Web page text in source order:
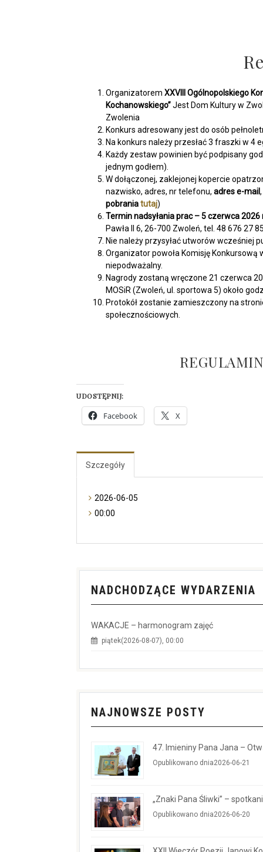
Organizatorem XXVIII Ogólnopolskiego
Kochanowskiego”Jest Dom Kultury w
Zwolenia
Konkurs adresowany jest do osób
Na konkurs należy przesłać 3 fraszki w 4
Każdy zestaw powinien być podpisany
jednym godłem).
W dołączonej, zaklejonej kopercie
nazwisko, adres, nr telefonu, adres e-mail
pobraniatutaj)
Termin nadsyłania prac – 5 czerwca
Pawła II 6, 26-700 Zwoleń, tel. 48 676 27
Nie należy przysyłać utworów wcześniej
Organizator powoła Komisję Konkursową
niepodważalny.
Nagrody zostaną wręczone 21 czerwca
MOSiR (Zwoleń, ul. sportowa 5) około
Protokół zostanie zamieszczony na
społecznościowych.
UDOSTĘPNIJ:
Facebook X
Szczegóły
2026-06-05
00:00
NADCHODZĄCE WYDARZENIA
WAKACJE – harmonogram zajęć
piątek(2026-08-07), 00:00
NAJNOWSZE POSTY
47. Imieniny Pana Jana –
Opublikowano dnia2026-06-21
„Znaki Pana Śliwki” –
Opublikowano dnia2026-06-20